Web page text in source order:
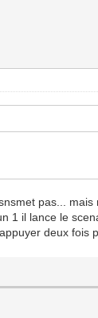
pas...
1 il lance le
deux fois